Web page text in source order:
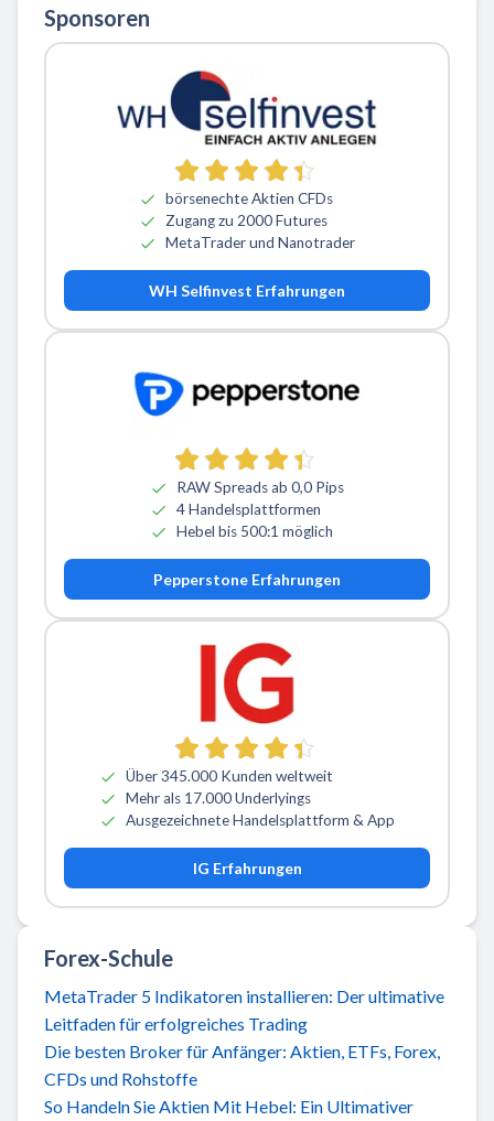
Sponsoren
börsenechte Aktien CFDs
Zugang zu 2000 Futures
MetaTrader und Nanotrader
WH Selfinvest Erfahrungen
RAW Spreads ab 0,0 Pips
4 Handelsplattformen
Hebel bis 500:1 möglich
Pepperstone Erfahrungen
Über 345.000 Kunden weltweit
Mehr als 17.000 Underlyings
Ausgezeichnete Handelsplattform & App
IG Erfahrungen
Forex-Schule
MetaTrader 5 Indikatoren installieren: Der ultimative
Leitfaden für erfolgreiches Trading
Die besten Broker für Anfänger: Aktien, ETFs, Forex,
CFDs und Rohstoffe
So Handeln Sie Aktien Mit Hebel: Ein Ultimativer